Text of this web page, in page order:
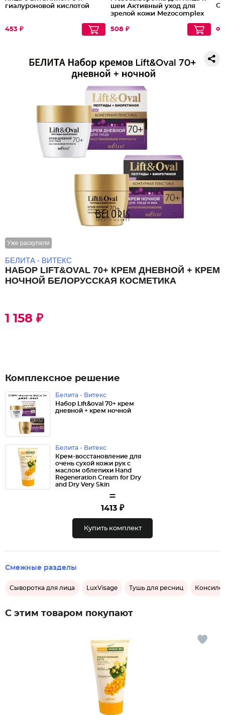
гиалуроновой кислотой
453 ₽
шеи Активный уход для
зрелой кожи Mezocomplex
508 ₽
Уже раскупили
БЕЛИТА - ВИТЕКС
НАБОР LIFT&OVAL 70+ КРЕМ ДНЕВНОЙ + КРЕМ
НОЧНОЙ БЕЛОРУССКАЯ КОСМЕТИКА
1 158 ₽
Комплексное решение
Белита - Витекс
Набор Lift&oval 70+ крем
дневной + крем ночной
Белита - Витекс
Крем-восстановление для
очень сухой кожи рук с
маслом облепихи Hand
Regeneration Cream for Dry
and Dry Very Skin
=
1413 ₽
Купить комплект
Смежные разделы
Сыворотка для лица LuxVisage Тушь для ресниц
С этим товаром покупают